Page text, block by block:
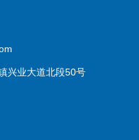
兴业大道北段50号